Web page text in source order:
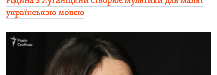
українською мовою